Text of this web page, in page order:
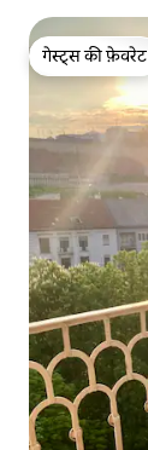
गेस्ट्स की फ़ेवरेट
गेस्ट्स की फ़ेवरेट